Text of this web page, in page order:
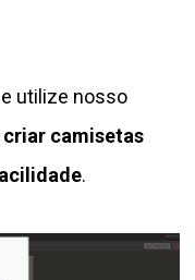
utilize nosso
criar camisetas
.